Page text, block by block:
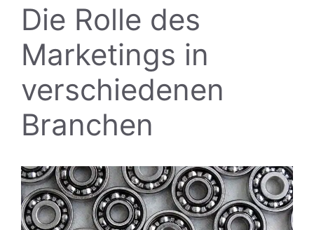
Die Rolle des
Marketings in
verschiedenen
Branchen